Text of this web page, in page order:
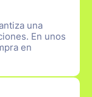
una
En unos
en